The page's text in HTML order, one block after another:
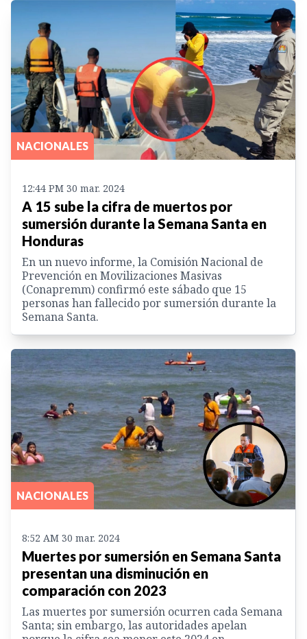
NACIONALES
12:44 PM 30 mar. 2024
A 15 sube la cifra de muertos por
sumersión durante la Semana Santa en
Honduras
En un nuevo informe, la Comisión Nacional de
Prevención en Movilizaciones Masivas
(Conapremm) confirmó este sábado que 15
personas han fallecido por sumersión durante la
Semana Santa.
NACIONALES
8:52 AM 30 mar. 2024
Muertes por sumersión en Semana Santa
presentan una disminución en
comparación con 2023
Las muertes por sumersión ocurren cada Semana
Santa; sin embargo, las autoridades apelan